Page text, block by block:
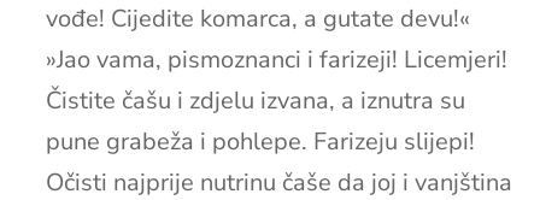
vođe! Cijedite komarca, a gutate devu!«
»Jao vama, pismoznanci i farizeji! Licemjeri!
Čistite čašu i zdjelu izvana, a iznutra su
pune grabeža i pohlepe. Farizeju slijepi!
Očisti najprije nutrinu čaše da joj i vanjština